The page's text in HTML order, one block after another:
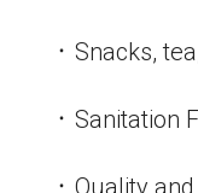
᛫ Snacks,
᛫ Sanitation
᛫ Quality